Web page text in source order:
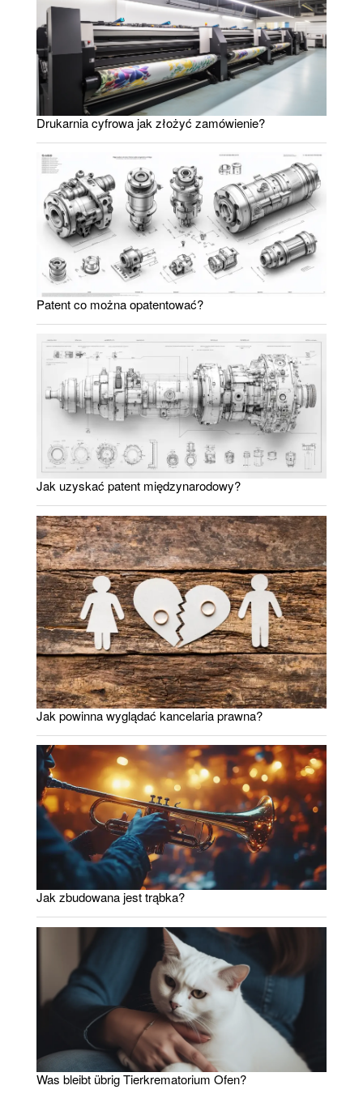
Drukarnia cyfrowa jak złożyć zamówienie?
Patent co można opatentować?
Jak uzyskać patent międzynarodowy?
Jak powinna wyglądać kancelaria prawna?
Jak zbudowana jest trąbka?
Was bleibt übrig Tierkrematorium Ofen?